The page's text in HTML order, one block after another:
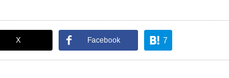
X Facebook 7